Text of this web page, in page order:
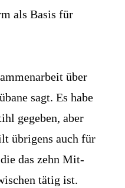
als Basis für
über
sagt. Es habe
gegeben, aber
übrigens auch für
das zehn Mit­
tätig ist.